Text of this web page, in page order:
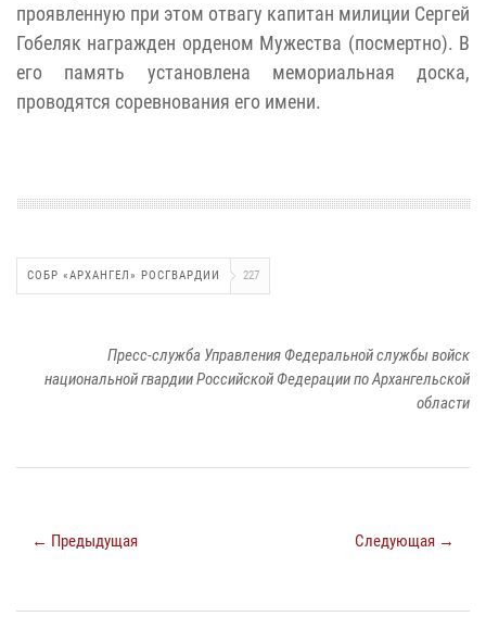
проявленную при этом отвагу капитан милиции Сергей
Гобеляк награжден орденом Мужества (посмертно). В
его память установлена мемориальная доска,
проводятся соревнования его имени.
СОБР «АРХАНГЕЛ» РОСГВАРДИИ 227
Пресс-служба Управления Федеральной службы войск
национальной гвардии Российской Федерации по Архангельской
области
← Предыдущая Следующая →